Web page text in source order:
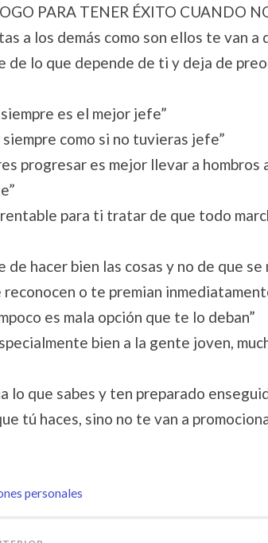
PARA TENER ÉXITO CUANDO
a los demás como son ellos te van a
de lo que depende de ti y deja de
es el mejor jefe”
como si no tuvieras jefe”
progresar es mejor llevar a
rentable para ti tratar de que todo
de hacer bien las cosas y no de que
reconocen o te premian
es mala opción que te lo deban”
bien a la gente joven,
lo que sabes y ten preparado
tú haces, sino no te van a
personales